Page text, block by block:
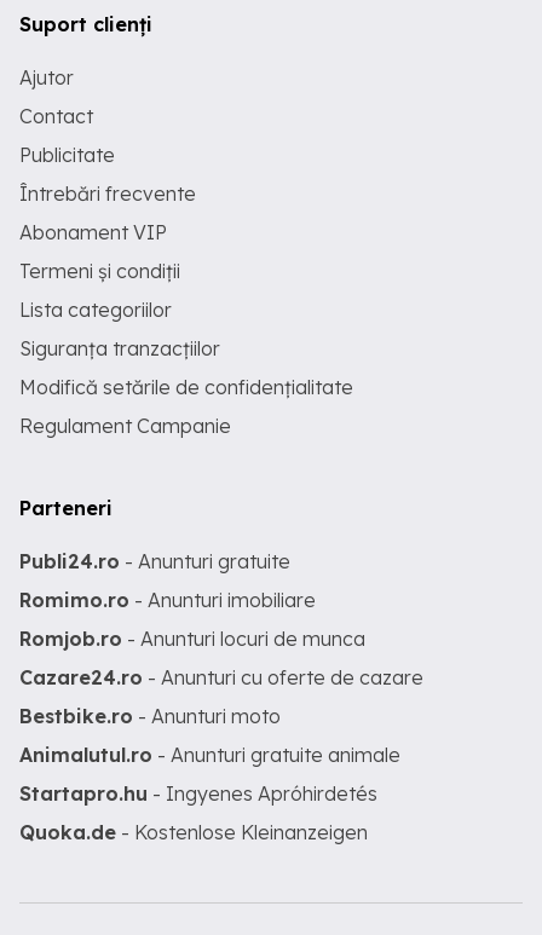
Suport clienți
Ajutor
Contact
Publicitate
Întrebări frecvente
Abonament VIP
Termeni și condiții
Lista categoriilor
Siguranța tranzacțiilor
Modifică setările de confidențialitate
Regulament Campanie
Parteneri
Publi24.ro - Anunturi gratuite
Romimo.ro - Anunturi imobiliare
Romjob.ro - Anunturi locuri de munca
Cazare24.ro - Anunturi cu oferte de cazare
Bestbike.ro - Anunturi moto
Animalutul.ro - Anunturi gratuite animale
Startapro.hu - Ingyenes Apróhirdetés
Quoka.de - Kostenlose Kleinanzeigen